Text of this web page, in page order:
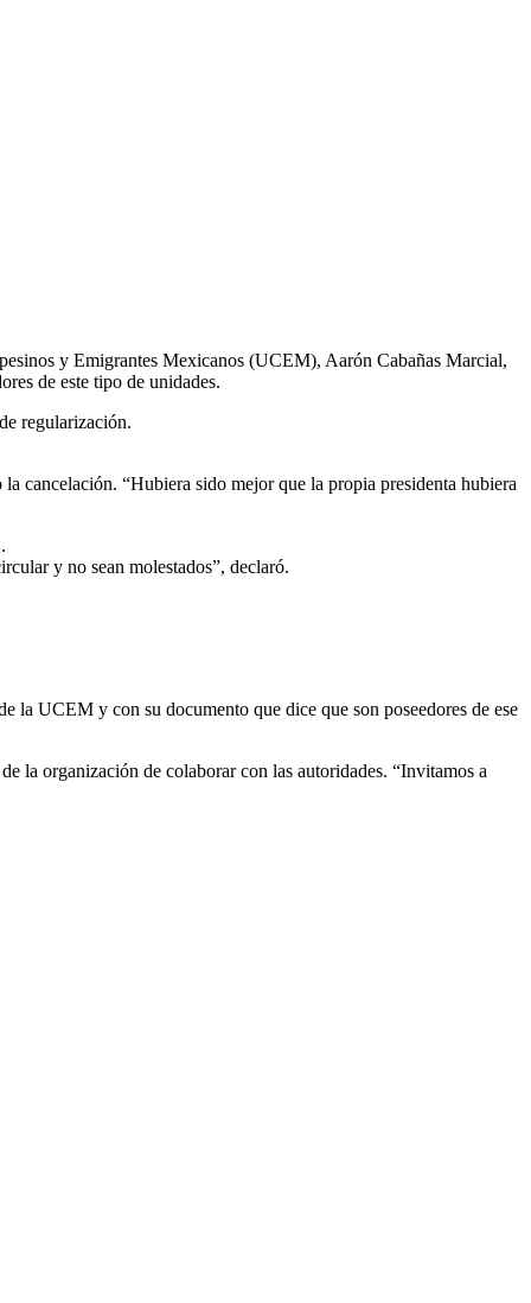
y Emigrantes Mexicanos (UCEM), Aarón Cabañas Marcial,
de este tipo de unidades.
regularización.
cancelación. “Hubiera sido mejor que la propia presidenta hubiera
y no sean molestados”, declaró.
la UCEM y con su documento que dice que son poseedores de ese
la organización de colaborar con las autoridades. “Invitamos a